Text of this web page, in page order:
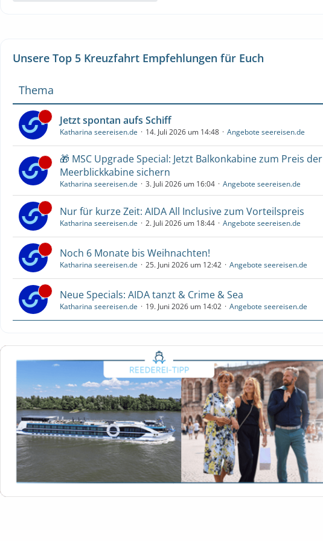
Unsere Top 5 Kreuzfahrt Empfehlungen für Euch
Thema
Jetzt spontan aufs Schiff
Katharina seereisen.de 14. Juli 2026 um 14:48 Angebote seereisen.de
🎁 MSC Upgrade Special: Jetzt Balkonkabine zum Preis der
Meerblickkabine sichern
Katharina seereisen.de 3. Juli 2026 um 16:04 Angebote seereisen.de
Nur für kurze Zeit: AIDA All Inclusive zum Vorteilspreis
Katharina seereisen.de 2. Juli 2026 um 18:44 Angebote seereisen.de
Noch 6 Monate bis Weihnachten!
Katharina seereisen.de 25. Juni 2026 um 12:42 Angebote seereisen.de
Neue Specials: AIDA tanzt & Crime & Sea
Katharina seereisen.de 19. Juni 2026 um 14:02 Angebote seereisen.de